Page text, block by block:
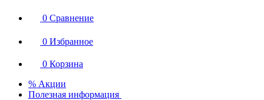
0 Сравнение
0 Избранное
0 Корзина
% Акции
Полезная информация